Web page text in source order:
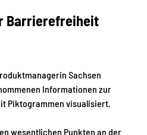
Barrierefreiheit
Sachsen
Informationen zur
Piktogrammen visualisiert.
wesentlichen Punkten an der